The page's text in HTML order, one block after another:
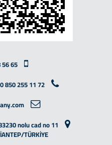
65
850 255 11 72
nolu cad no 11
TÜRKİYE